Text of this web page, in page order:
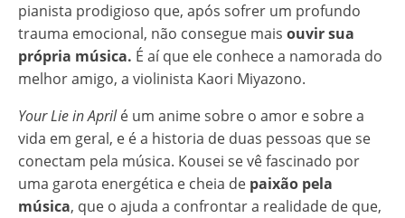
pianista prodigioso que, após sofrer um profundo
trauma emocional, não consegue mais ouvirsua
própria música. É aí que ele conhece a namorada do
melhor amigo, a violinista Kaori Miyazono.
Your Lie in Aprilé um anime sobre o amor e sobre a
vida em geral, e é a historia de duas pessoas que se
conectam pela música. Kousei se vê fascinado por
uma garota energética e cheia de paixão pela
música, que o ajuda a confrontar a realidade de que,